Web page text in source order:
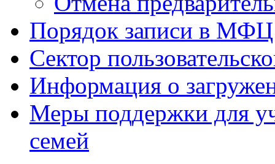
Порядок записи в МФЦ
Сектор
Информация о
Меры поддержки для
семей